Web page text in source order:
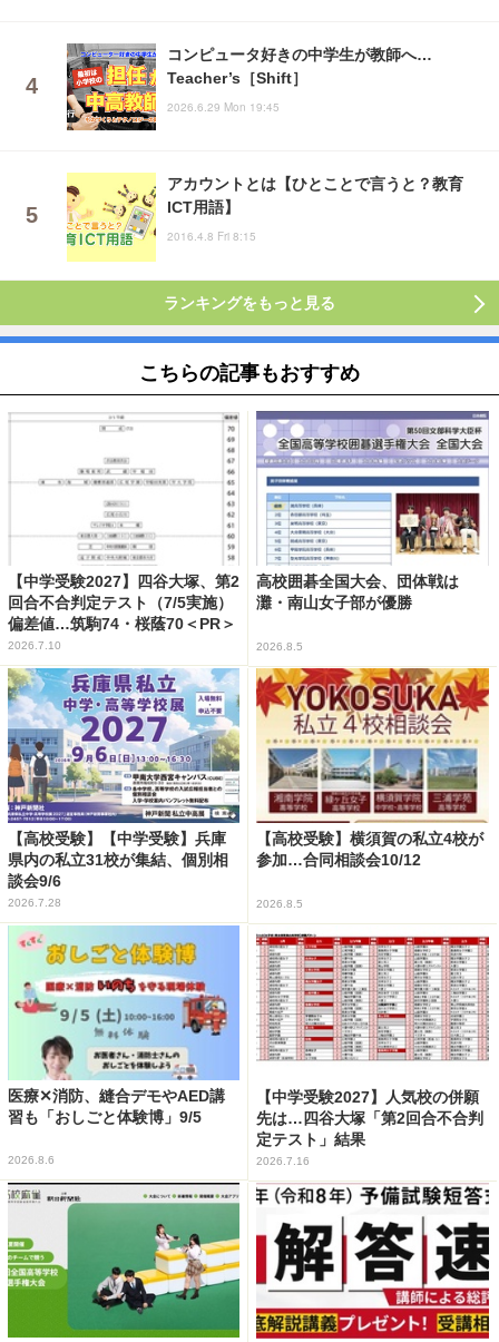
コンピュータ好きの中学生が教師へ…
Teacher’s［Shift］
2026.6.29 Mon 19:45
アカウントとは【ひとことで言うと？教育
ICT用語】
2016.4.8 Fri 8:15
ランキングをもっと見る
こちらの記事もおすすめ
【中学受験2027】四谷大塚、第2
回合不合判定テスト（7/5実施）
偏差値…筑駒74・桜蔭70＜PR＞
2026.7.10
高校囲碁全国大会、団体戦は
灘・南山女子部が優勝
2026.8.5
【高校受験】【中学受験】兵庫
県内の私立31校が集結、個別相
談会9/6
2026.7.28
【高校受験】横須賀の私立4校が
参加…合同相談会10/12
2026.8.5
医療✕消防、縫合デモやAED講
習も「おしごと体験博」9/5
2026.8.6
【中学受験2027】人気校の併願
先は…四谷大塚「第2回合不合判
定テスト」結果
2026.7.16